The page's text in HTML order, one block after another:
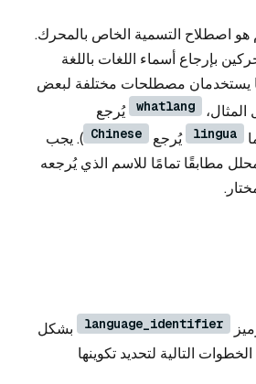
هو اصطلاح التسمية الخاص بالمحرك.
بإرجاع أسماء اللغات باللغة
يستخدمان مصطلحات مختلفة لبعض
whatlang يُرجع
lingua يُرجع Chinese ). يجب
مطابقًا تمامًا للاسم الذي يُرجعه
language_identifier
بشكل
التالية لتحديد تكوينها